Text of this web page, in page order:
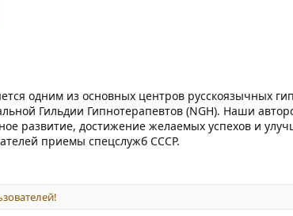
одним из основных центров русскоязычных
Гильдии Гипнотерапевтов (NGH). Наши
развитие, достижение желаемых успехов и
приемы спецслужб СССР.